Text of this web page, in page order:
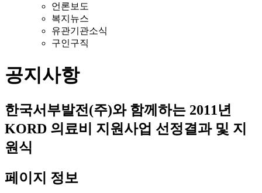
언론보도
복지뉴스
유관기관소식
구인구직
공지사항
한국서부발전(주)와 함께하는 2011년
KORD 의료비 지원사업 선정결과 및 지
원식
페이지 정보